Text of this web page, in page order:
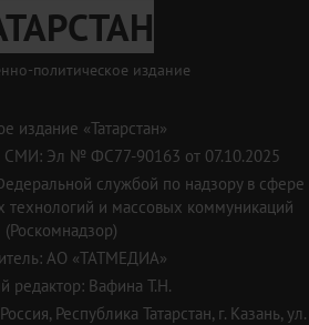
политическое издание
издание «Татарстан»
СМИ: Эл № ФС77-90163 от 07.10.2025
службой по надзору в сфере
технологий и массовых коммуникаций
(Роскомнадзор)
АО «ТАТМЕДИА»
редактор: Вафина Т.Н.
Республика Татарстан, г. Казань, ул.